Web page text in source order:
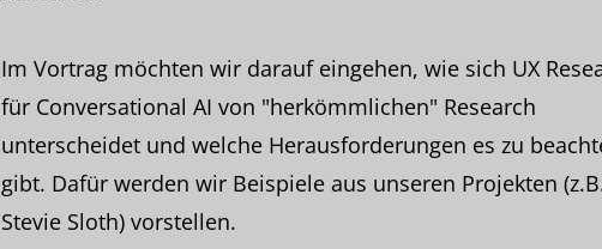
Im Vortrag möchten wir darauf eingehen, wie sich UX
für Conversational AI von "herkömmlichen" Research
unterscheidet und welche Herausforderungen es zu
gibt. Dafür werden wir Beispiele aus unseren Projekten
Stevie Sloth) vorstellen.